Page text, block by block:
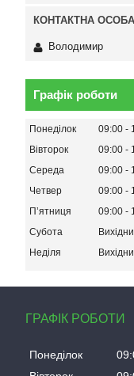
Володимир
Графік роботи
Понеділок 09:00
Вівторок
09:00
Середа
09:00
Четвер
09:00
Пʼятниця
09:00
Субота
Неділя
ГРАФІК РОБОТИ
Понеділок